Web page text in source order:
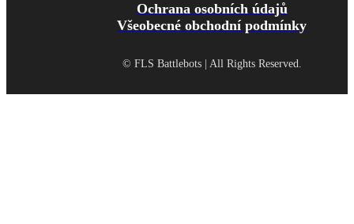
Ochrana osobních údajů
Všeobecné obchodní podmínky
© FLS Battlebots | All Rights Reserved.